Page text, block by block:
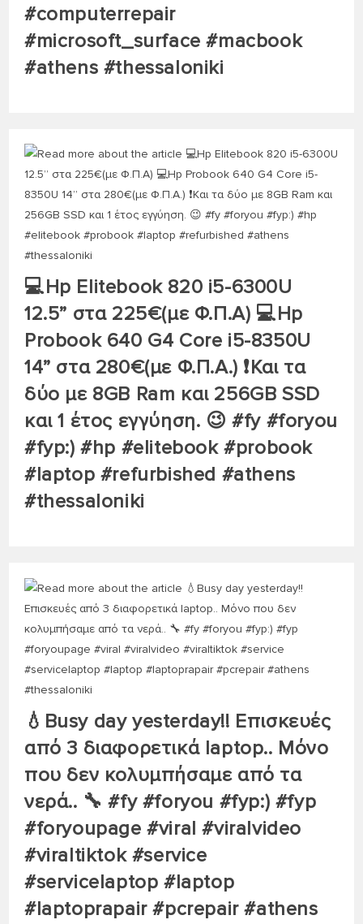
#computerrepair
#microsoft_surface #macbook
#athens #thessaloniki
💻Hp Elitebook 820 i5-6300U
12.5” στα 225€(με Φ.Π.Α) 💻Hp
Probook 640 G4 Core i5-8350U
14” στα 280€(με Φ.Π.Α.) ❗️Και τα
δύο με 8GB Ram και 256GB SSD
και 1 έτος εγγύηση. 😉 #fy #foryou
#fyp:) #hp #elitebook #probook
#laptop #refurbished #athens
#thessaloniki
💧Busy day yesterday!! Επισκευές
από 3 διαφορετικά laptop.. Μόνο
που δεν κολυμπήσαμε από τα
νερά.. 🔧 #fy #foryou #fyp:) #fyp
#foryoupage #viral #viralvideo
#viraltiktok #service
#servicelaptop #laptop
#laptoprapair #pcrepair #athens